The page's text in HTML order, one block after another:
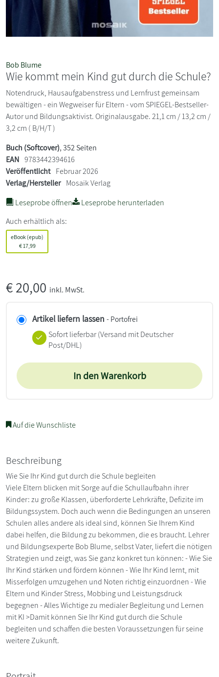
Bob Blume
Wie kommt mein Kind gut durch die Schule?
Notendruck, Hausaufgabenstress und Lernfrust gemeinsam
bewältigen - ein Wegweiser für Eltern - vom SPIEGEL-Bestseller-
Autor und Bildungsaktivist. Originalausgabe. 21,1 cm / 13,2 cm /
3,2 cm ( B/H/T )
Buch (Softcover), 352 Seiten
EAN 9783442394616
Veröffentlicht Februar 2026
Verlag/Hersteller Mosaik Verlag
Leseprobe öffnen
Leseprobe herunterladen
Auch erhältlich als:
eBook (epub)
€17,99
€20,00 inkl. MwSt.
Artikel liefern lassen - Portofrei
Sofort lieferbar(Versand mit Deutscher
Post/DHL)
In den Warenkorb
Auf die Wunschliste
Beschreibung
Wie Sie Ihr Kind gut durch die Schule begleiten
Viele Eltern blicken mit Sorge auf die Schullaufbahn ihrer
Kinder: zu große Klassen, überforderte Lehrkräfte, Defizite im
Bildungssystem. Doch auch wenn die Bedingungen an unseren
Schulen alles andere als ideal sind, können Sie Ihrem Kind
dabei helfen, die Bildung zu bekommen, die es braucht. Lehrer
und Bildungsexperte Bob Blume, selbst Vater, liefert die nötigen
Strategien und zeigt, was Sie ganz konkret tun können: - Wie Sie
Ihr Kind stärken und fördern können - Wie Ihr Kind lernt, mit
Misserfolgen umzugehen und Noten richtig einzuordnen - Wie
Eltern und Kinder Stress, Mobbing und Leistungsdruck
begegnen - Alles Wichtige zu medialer Begleitung und Lernen
mit KI >Damit können Sie Ihr Kind gut durch die Schule
begleiten und schaffen die besten Voraussetzungen für seine
weitere Zukunft.